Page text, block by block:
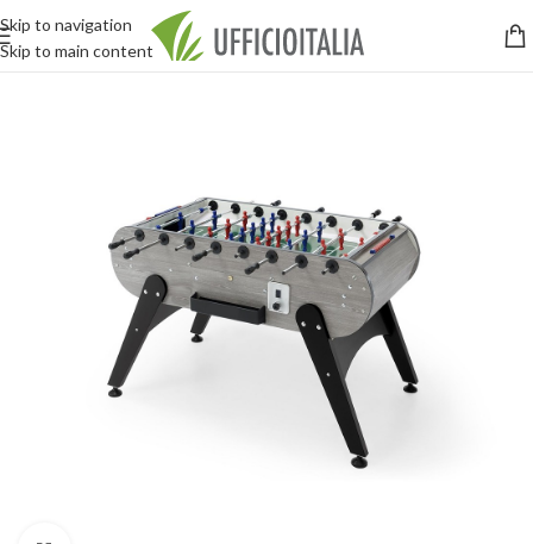
Skip to navigation
Skip to main content